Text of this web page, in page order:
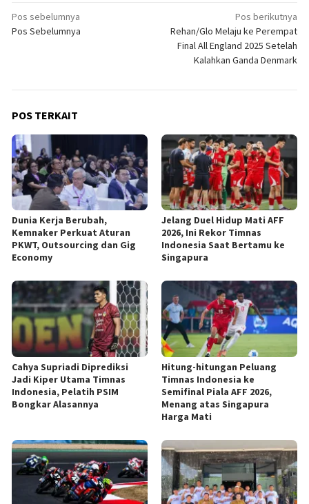
Navigasi
pos
Pos sebelumnya
Pos Sebelumnya
Pos berikutnya
Rehan/Glo Melaju ke Perempat
Final All England 2025 Setelah
Kalahkan Ganda Denmark
POS TERKAIT
Dunia Kerja Berubah,
Kemnaker Perkuat Aturan
PKWT, Outsourcing dan Gig
Economy
Jelang Duel Hidup Mati AFF
2026, Ini Rekor Timnas
Indonesia Saat Bertamu ke
Singapura
Cahya Supriadi Diprediksi
Jadi Kiper Utama Timnas
Indonesia, Pelatih PSIM
Bongkar Alasannya
Hitung-hitungan Peluang
Timnas Indonesia ke
Semifinal Piala AFF 2026,
Menang atas Singapura
Harga Mati